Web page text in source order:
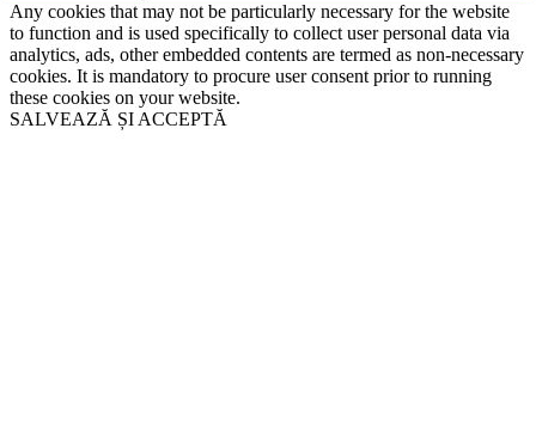
Any cookies that may not be particularly necessary for the website
to function and is used specifically to collect user personal data via
analytics, ads, other embedded contents are termed as non-necessary
cookies. It is mandatory to procure user consent prior to running
these cookies on your website.
SALVEAZĂ ȘI ACCEPTĂ